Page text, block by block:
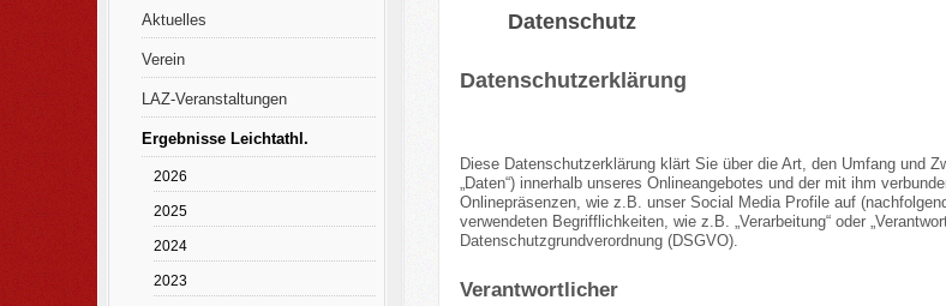
Aktuelles
Verein
LAZ-Veranstaltungen
Ergebnisse Leichtathl.
2026
2025
2024
2023
Datenschutz
Datenschutzerklärung
Diese Datenschutzerklärung klärt Sie über die Art, den Umfang und
„Daten“) innerhalb unseres Onlineangebotes und der mit ihm
Onlinepräsenzen, wie z.B. unser Social Media Profile auf
verwendeten Begrifflichkeiten, wie z.B. „Verarbeitung“ oder
Datenschutzgrundverordnung (DSGVO).
Verantwortlicher